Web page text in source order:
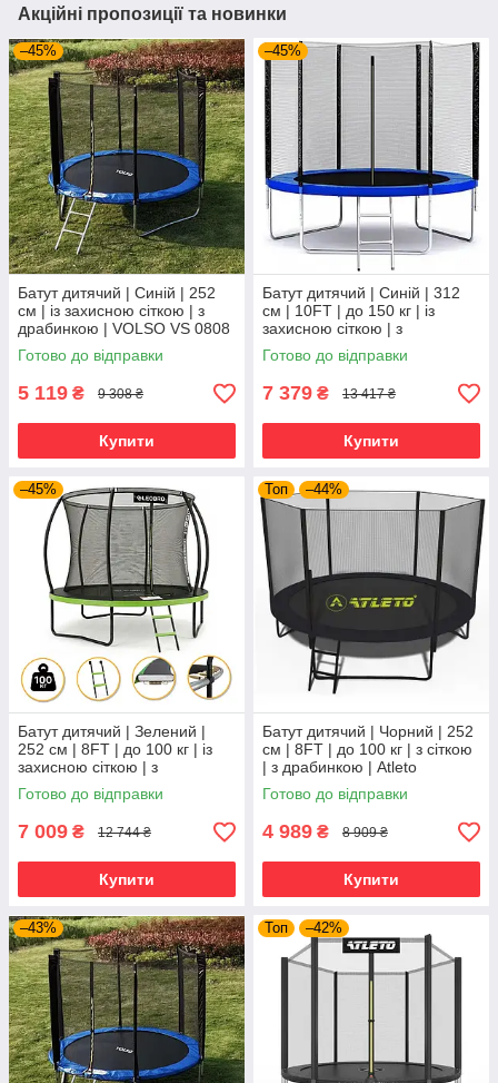
Акційні пропозиції та новинки
–45%
Батут дитячий | Синій | 252
см | із захисною сіткою | з
драбинкою | VOLSO VS 0808
| для дому, дачі та активного
відпочинку
Готово до відправки
5 119 ₴ 9 308 ₴
Купити
–45%
Батут дитячий | Синій | 312
см | 10FT | до 150 кг | із
захисною сіткою | з
драбинкою | SKYJUMP | для
дому, дачі та активного
Готово до відправки
7 379 ₴ 13 417 ₴
Купити
–45%
Батут дитячий | Зелений |
252 см | 8FT | до 100 кг | із
захисною сіткою | з
драбинкою | LEOBRO LB-
1099 | для дому, дачі та
Готово до відправки
7 009 ₴ 12 744 ₴
Купити
Топ –44%
Батут дитячий | Чорний | 252
см | 8FT | до 100 кг | з сіткою
| з драбинкою | Atleto
Готово до відправки
4 989 ₴ 8 909 ₴
Купити
–43% Топ –42%